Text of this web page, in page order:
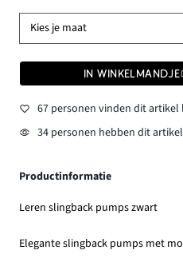
Kies je maat
IN WINKELMANDJE
67 personen vinden dit artikel
34 personen hebben dit
Productinformatie
Leren slingback pumps zwart
Elegante slingback pumps met